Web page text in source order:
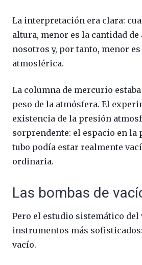
La interpretación era clara:
altura, menor es la cantidad de
nosotros y, por tanto, menor
atmosférica.
La columna de mercurio
peso de la atmósfera. El
existencia de la presión
sorprendente: el espacio en la
tubo podía estar realmente
ordinaria.
Las bombas de
Pero el estudio sistemático
instrumentos más
vacío.